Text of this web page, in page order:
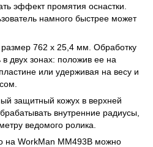
эффект промятия оснастки.
намного быстрее может
762 х 25,4 мм. Обработку
двух зонах: положив ее на
или удерживая на весу и
защитный кожух в верхней
внутренние радиусы,
ведомого ролика.
на WorkMan MM493B можно